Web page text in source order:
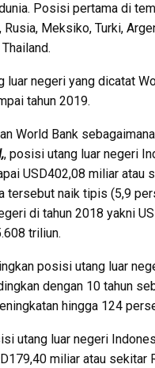
Posisi pertama di
Rusia, Meksiko, Turki,
luar negeri yang dicatat
tahun 2019.
World Bank
, posisi utang luar negeri
USD402,08 miliar atau
tersebut naik tipis (5,9
di tahun 2018 yakni
triliun.
posisi utang luar
dengan 10 tahun
hingga 124
utang luar negeri
miliar atau sekitar